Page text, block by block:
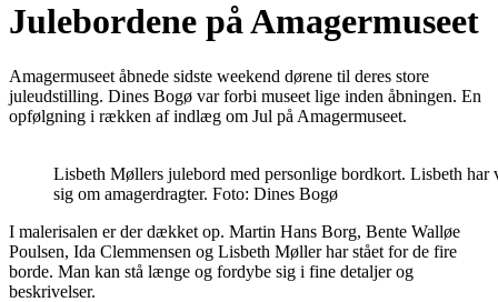
Julebordene på Amagermuseet
Amagermuseet åbnede sidste weekend dørene til deres store
juleudstilling. Dines Bogø var forbi museet lige inden åbningen. En
opfølgning i rækken af indlæg om Jul på Amagermuseet.
Lisbeth Møllers julebord med personlige bordkort. Lisbeth har
sig om amagerdragter. Foto: Dines Bogø
I malerisalen er der dækket op. Martin Hans Borg, Bente Walløe
Poulsen, Ida Clemmensen og Lisbeth Møller har stået for de fire
borde. Man kan stå længe og fordybe sig i fine detaljer og
beskrivelser.